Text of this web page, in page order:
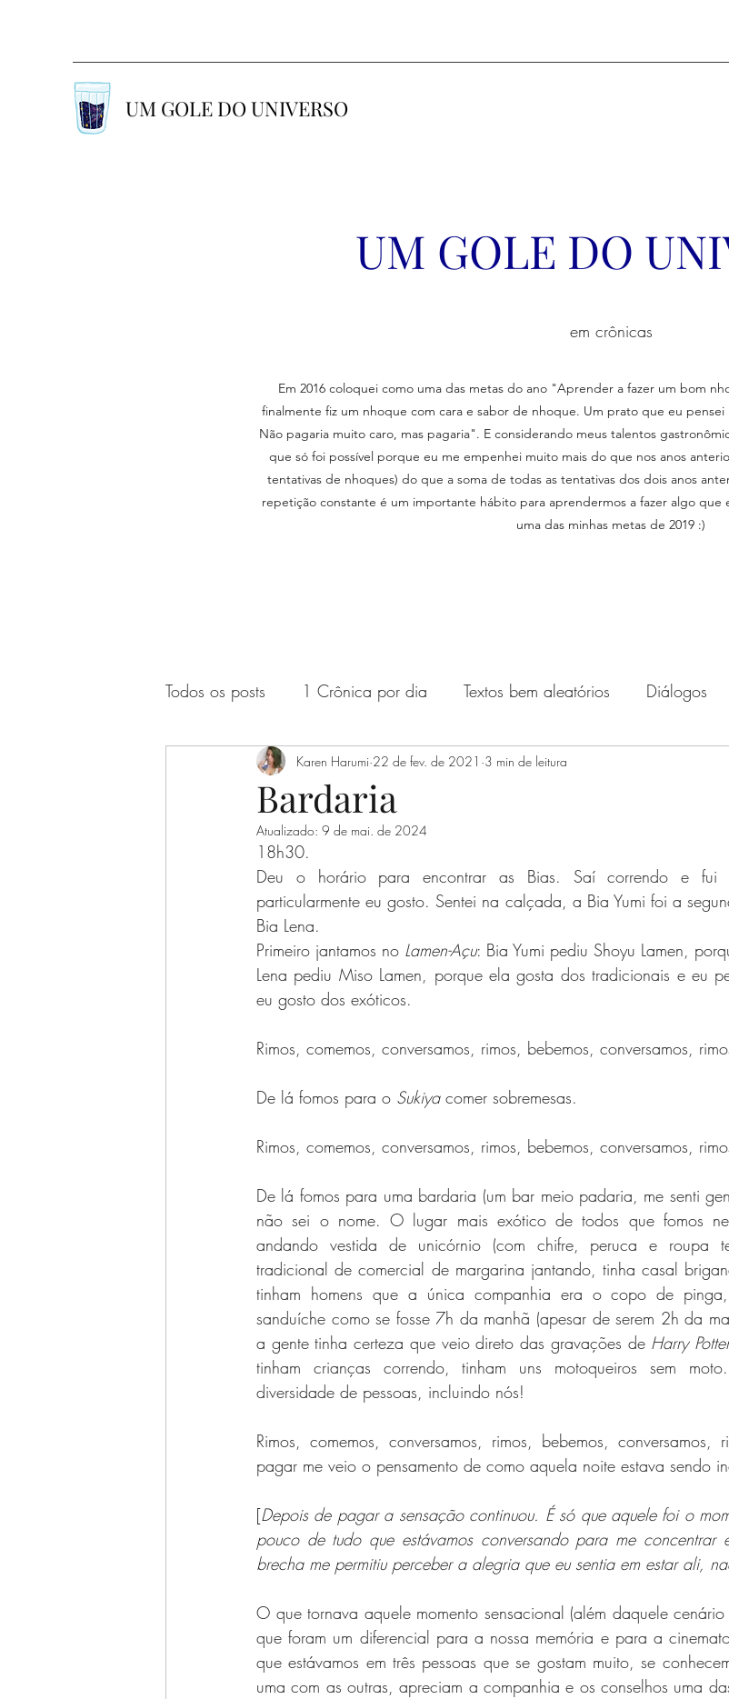
UM GOLE DO UNIVERSO
UM GOLE DO
em crônicas
Em 2016 coloquei como uma das metas do ano "Aprender a fazer um bom
finalmente fiz um nhoque com cara e sabor de nhoque. Um prato que eu
Não pagaria muito caro, mas pagaria". E considerando meus talentos
que só foi possível porque eu me empenhei muito mais do que nos anos
tentativas de nhoques) do que a soma de todas as tentativas dos dois anos
repetição constante é um importante hábito para aprendermos a fazer algo que
uma das minhas metas de 2019 :)
Todos os posts 1 Crônica por dia Textos bem aleatórios Diálogos
Filmes aleatórios Diário Musicais Saga Vestidos de Madrinha
Facebook Li (teratura) Sonhos
Histórias alheias Instagram Como nos conhecemos Rolance
Bardaria
Karen Harumi 22 de fev. de 2021 3 min de leitura
Atualizado: 9 de mai. de 2024
18h30.
Deu o horário para encontrar as Bias. Saí correndo e
particularmente eu gosto. Sentei na calçada, a Bia Yumi foi a
Bia Lena.
Primeiro jantamos no Lamen-Açu: Bia Yumi pediu Shoyu Lamen,
Lena pediu Miso Lamen, porque ela gosta dos tradicionais e eu
eu gosto dos exóticos.
Rimos, comemos, conversamos, rimos, bebemos, conversamos,
De lá fomos para o Sukiya comer sobremesas.
Rimos, comemos, conversamos, rimos, bebemos, conversamos,
De lá fomos para uma bardaria (um bar meio padaria, me senti
não sei o nome. O lugar mais exótico de todos que fomos
andando vestida de unicórnio (com chifre, peruca e roupa
tradicional de comercial de margarina jantando, tinha casal
tinham homens que a única companhia era o copo de
sanduíche como se fosse 7h da manhã (apesar de serem 2h da
a gente tinha certeza que veio direto das gravações de Harry
tinham crianças correndo, tinham uns motoqueiros sem
diversidade de pessoas, incluindo nós!
Rimos, comemos, conversamos, rimos, bebemos,
pagar me veio o pensamento de como aquela noite estava sendo
[Depois de pagar a sensação continuou. É só que aquele foi o
pouco de tudo que estávamos conversando para me
brecha me permitiu perceber a alegria que eu sentia em estar ali,
O que tornava aquele momento sensacional (além daquele cenário
que foram um diferencial para a nossa memória e para a
que estávamos em três pessoas que se gostam muito, se
uma com as outras, apreciam a companhia e os conselhos uma